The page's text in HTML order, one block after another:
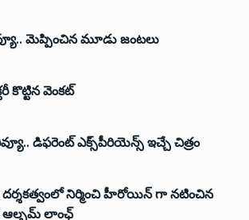
మెప్పించిన మూడు జంటలు
కొట్టిన వెంకట్
డిఫరెంట్ ఎక్స్‌పీరియెన్స్ ఇచ్చే చిత్రం
నిర్మించి హీరోయిన్ గా నటించిన
ఆల్బమ్ లాంఛ్